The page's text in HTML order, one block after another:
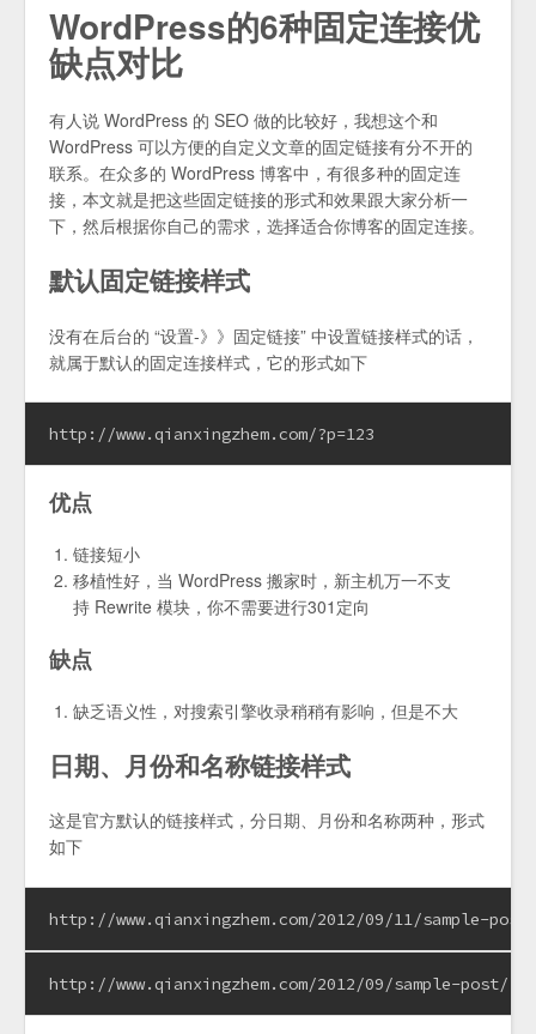
WordPress的6种固定连接优
缺点对比
有人说 WordPress 的 SEO 做的比较好，我想这个和
WordPress 可以方便的自定义文章的固定链接有分不开的
联系。在众多的 WordPress 博客中，有很多种的固定连
接，本文就是把这些固定链接的形式和效果跟大家分析一
下，然后根据你自己的需求，选择适合你博客的固定连接。
默认固定链接样式
没有在后台的 “设置-》》固定链接” 中设置链接样式的话，
就属于默认的固定连接样式，它的形式如下
http://www.qianxingzhem.com/?p=123
优点
链接短小
移植性好，当 WordPress 搬家时，新主机万一不支
持 Rewrite 模块，你不需要进行301定向
缺点
缺乏语义性，对搜索引擎收录稍稍有影响，但是不大
日期、月份和名称链接样式
这是官方默认的链接样式，分日期、月份和名称两种，形式
如下
http://www.qianxingzhem.com/2012/09/11/sample-post/
http://www.qianxingzhem.com/2012/09/sample-post/